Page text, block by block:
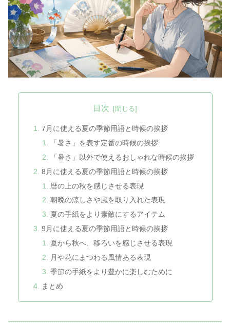
目次
7月に使える夏の季節用語と時候の挨拶
「暑さ」を表す定番の時候の挨拶
「暑さ」以外で使えるおしゃれな時候の挨拶
8月に使える夏の季節用語と時候の挨拶
暦の上の秋を感じさせる表現
朝晩の涼しさや風を取り入れた表現
夏の手紙をより素敵にするアイテム
9月に使える夏の季節用語と時候の挨拶
夏から秋へ、移ろいを感じさせる表現
月や花にまつわる風情ある表現
季節の手紙をより豊かに楽しむために
まとめ